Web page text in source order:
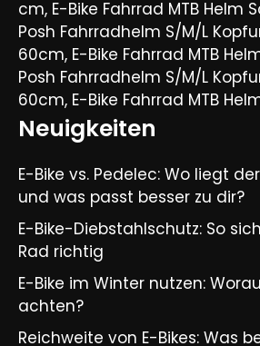
cm, E-Bike Fahrrad MTB Helm
Posh Fahrradhelm S/M/L
60cm, E-Bike Fahrrad MTB
Posh Fahrradhelm S/M/L
60cm, E-Bike Fahrrad MTB
Neuigkeiten
E-Bike vs. Pedelec: Wo liegt
und was passt besser zu dir?
E-Bike-Diebstahlschutz: So
Rad richtig
E-Bike im Winter nutzen:
achten?
Reichweite von E-Bikes: Was